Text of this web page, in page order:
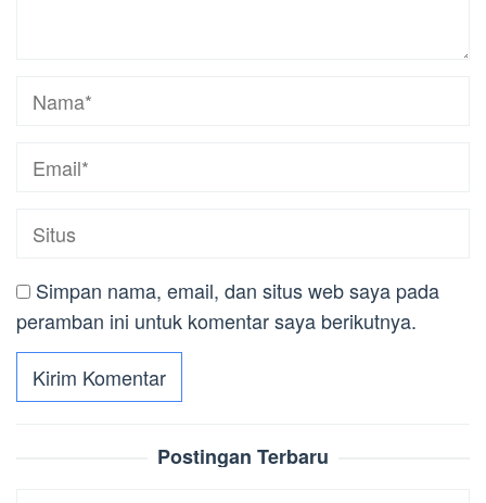
Simpan nama, email, dan situs web saya pada
peramban ini untuk komentar saya berikutnya.
Postingan Terbaru